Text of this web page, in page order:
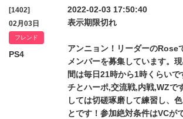
[1402]
02月03日
フレンド
PS4
2022-02-03 17:50:40
表示期限切れ
アンニョン！リーダーのRose
メンバーを募集しています。
間は毎日21時から1時くらい
チとハーポ,交流戦,内戦,WZで
しては切磋琢磨して練習し、
とです！参加絶対条件はVCが